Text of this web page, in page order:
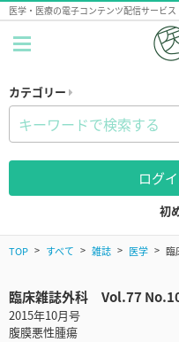
医学・医療の電子コンテンツ配信サービス
カテゴリー
ログ
初
TOP すべて 雑誌 医学 臨
臨床雑誌外科 Vol.77 No.10
2015年10月号
腹膜悪性腫瘍